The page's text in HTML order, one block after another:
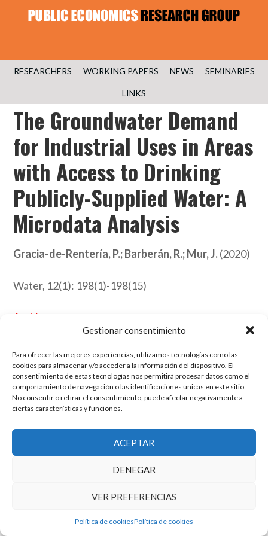
Gestionar consentimiento
Para ofrecer las mejores experiencias, utilizamos tecnologías como las
cookies para almacenar y/o acceder a la información del dispositivo. El
consentimiento de estas tecnologías nos permitirá procesar datos como el
comportamiento de navegación o las identificaciones únicas en este sitio.
No consentir o retirar el consentimiento, puede afectar negativamente a
ciertas características y funciones.
ACEPTAR
DENEGAR
VER PREFERENCIAS
Política de cookiesPolítica de cookies
RESEARCHERS WORKING PAPERS NEWS SEMINARIES
LINKS
The Groundwater Demand
for Industrial Uses in Areas
with Access to Drinking
Publicly-Supplied Water: A
Microdata Analysis
Gracia-de-Rentería, P.; Barberán, R.; Mur, J.(2020)
Water, 12(1): 198(1)-198(15)
Archive
El grupo de investigación en Economía Pública cuenta con financiación
del Gobierno de Aragón
Política de privacidad de datos
Copyright © 2025 ·Tema para economía públicaenGenesis Framework
WordPress·Acceder